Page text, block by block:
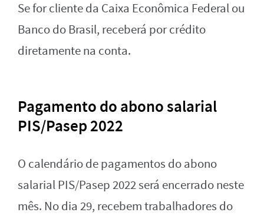
Se for cliente da Caixa Econômica Federal ou
Banco do Brasil, receberá por crédito
diretamente na conta.
Pagamento do abono salarial
PIS/Pasep 2022
O calendário de pagamentos do abono
salarial PIS/Pasep 2022 será encerrado neste
mês. No dia 29, recebem trabalhadores do